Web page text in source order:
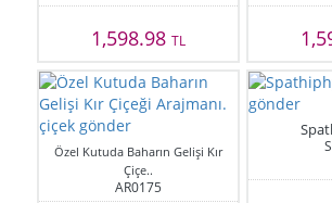
1,598.98TL
Özel Kutuda Baharın Gelişi Kır
Çiçe..
AR0175